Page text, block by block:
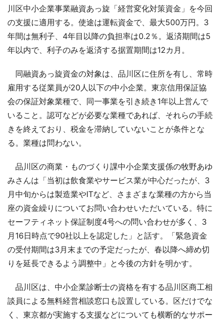
川区中小企業事業融資あっ旋「経営変化対策資金」を今回
の支援に適用する。使途は運転資金で、最大500万円。3
年間は無利子、4年目以降の負担率は0.2％。返済期間は5
年以内で、利子のみを返済する据置期間は12カ月。
同融資あっ旋資金の対象は、品川区に住所を有し、常時
雇用する従業員が20人以下の中小企業。東京信用保証協
会の保証対象業種で、同一事業を引き続き1年以上営んで
いること。認可などが必要な業種であれば、それらの手続
きを終えており、税金を滞納していないことが条件とな
る。業種は問わない。
品川区の商業・ものづくり課中小企業支援係の牧野あゆ
みさんは「当初は飲食業やサービス業が中心だったが、3
月中旬からは製造業やITなど、さまざまな業種の方から当
座の資金繰りについてお問い合わせいただいている。特に
セーフティネット保証制度4号への問い合わせが多く、3
月16日時点で90社以上を認定した」と話す。「緊急資金
の受付期間は3月末までの予定だったが、春以降へ締め切
りを延長できるよう調整中」と今後の方針を明かす。
品川区は、中小企業診断士の資格を有する品川区商工相
談員による無料経営相談窓口も設置している。区だけでな
く、東京都が実施する支援などについても横断的なサポー